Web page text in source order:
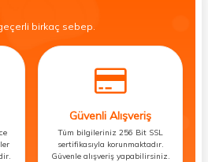
birkaç sebep.
Güvenli Alışveriş
Tüm bilgileriniz 256 Bit SSL
sertifikasıyla korunmaktadır.
Güvenle alışveriş yapabilirsiniz.